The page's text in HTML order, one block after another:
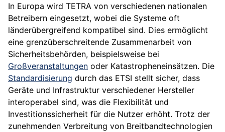
In Europa wird TETRA von verschiedenen nationalen
Betreibern eingesetzt, wobei die Systeme oft
länderübergreifend kompatibel sind. Dies ermöglicht
eine grenzüberschreitende Zusammenarbeit von
Sicherheitsbehörden, beispielsweise bei
Großveranstaltungen oder Katastropheneinsätzen. Die
Standardisierung durch das ETSI stellt sicher, dass
Geräte und Infrastruktur verschiedener Hersteller
interoperabel sind, was die Flexibilität und
Investitionssicherheit für die Nutzer erhöht. Trotz der
zunehmenden Verbreitung von Breitbandtechnologien